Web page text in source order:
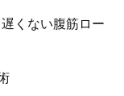
くない腹筋ロー